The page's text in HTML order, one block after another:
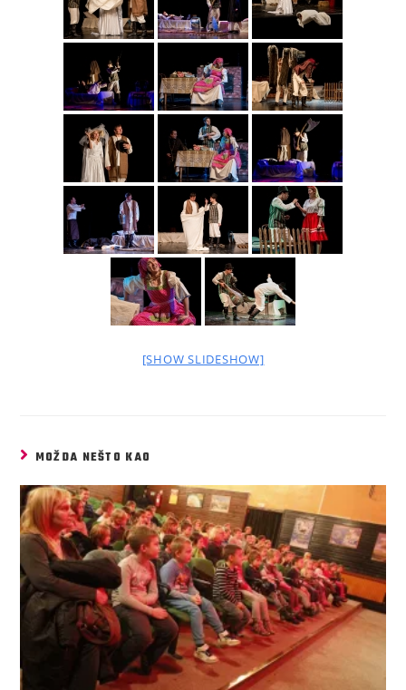
[SHOW SLIDESHOW]
MOŽDA NEŠTO KAO